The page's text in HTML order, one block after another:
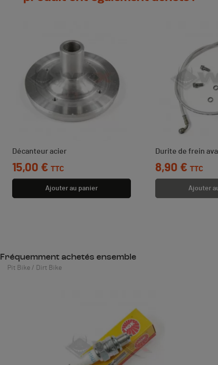
Décanteur acier
Prix
15,00 € TTC
Ajouter au panier
Durite de frein
Prix
8,90 € TTC
Ajouter
Fréquemment achetés ensemble
Pit Bike / Dirt Bike